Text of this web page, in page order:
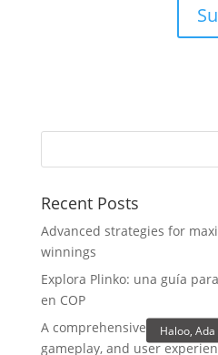
Recent Posts
Advanced strategies for
winnings
Explora Plinko: una guía
en COP
A comprehensive guide to
gameplay, and user